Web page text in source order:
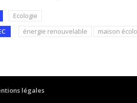
Ecologie
énergie renouvelable maison
légales